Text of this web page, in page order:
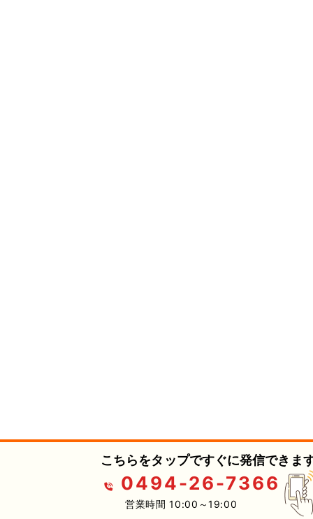
こちらをタップですぐに発信できま
0494-26-7366
営業時間 10:00～19:00